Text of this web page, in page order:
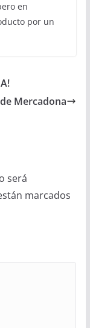
en
por un
Mercadona
será
marcados